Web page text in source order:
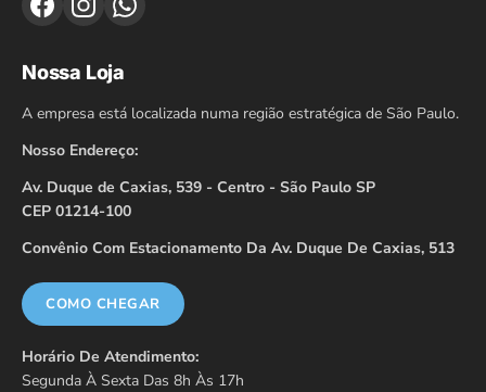
Nossa Loja
A empresa está localizada numa região estratégica de São Paulo.
Nosso Endereço:
Av. Duque de Caxias, 539 - Centro - São Paulo SP
CEP 01214-100
Convênio Com Estacionamento Da Av. Duque De Caxias, 513
COMO CHEGAR
Horário De Atendimento:
Segunda À Sexta Das 8h Às 17h